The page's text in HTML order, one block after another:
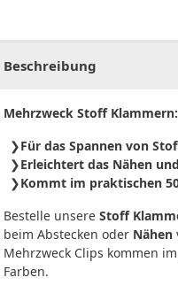
Beschreibung
Mehrzweck Stoff Klammern:
Für das Spannen von
Erleichtert das Nähen
Kommt im praktischen
Bestelle unsere Stoff
beim Abstecken oder Nähen
Mehrzweck Clips kommen
Farben.